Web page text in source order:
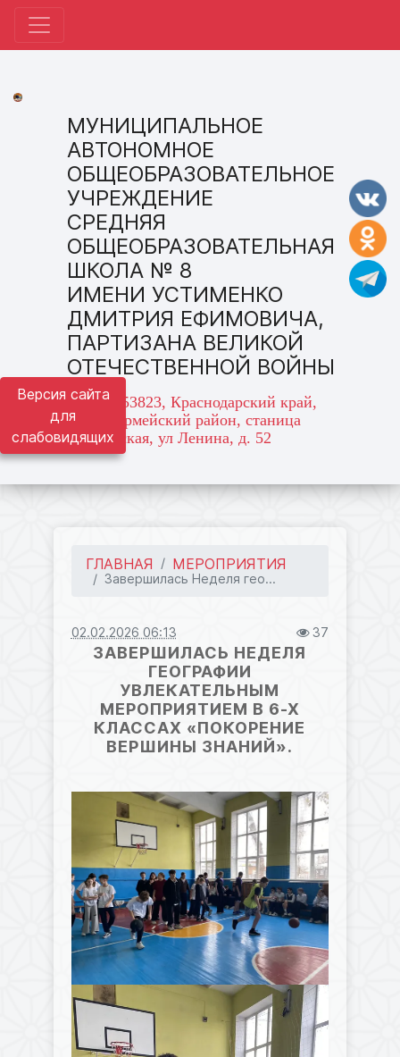
Версия сайта
для
слабовидящих
МУНИЦИПАЛЬНОЕ
АВТОНОМНОЕ
ОБЩЕОБРАЗОВАТЕЛЬНОЕ
УЧРЕЖДЕНИЕ
СРЕДНЯЯ
ОБЩЕОБРАЗОВАТЕЛЬНАЯ
ШКОЛА № 8
ИМЕНИ УСТИМЕНКО
ДМИТРИЯ ЕФИМОВИЧА,
ПАРТИЗАНА ВЕЛИКОЙ
ОТЕЧЕСТВЕННОЙ ВОЙНЫ
адрес: 353823, Краснодарский край,
Красноармейский район, станица
Марьянская, ул Ленина, д. 52
ГЛАВНАЯ МЕРОПРИЯТИЯ
Завершилась Неделя гео...
02.02.2026 06:13 37
ЗАВЕРШИЛАСЬ НЕДЕЛЯ
ГЕОГРАФИИ
УВЛЕКАТЕЛЬНЫМ
МЕРОПРИЯТИЕМ В 6-Х
КЛАССАХ «ПОКОРЕНИЕ
ВЕРШИНЫ ЗНАНИЙ».